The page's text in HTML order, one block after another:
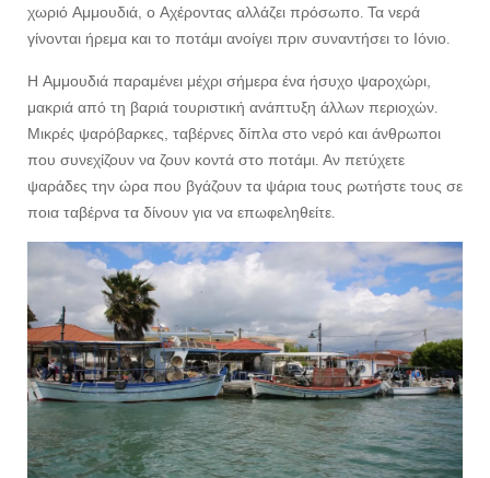
χωριό Αμμουδιά, ο Αχέροντας αλλάζει πρόσωπο. Τα νερά
γίνονται ήρεμα και το ποτάμι ανοίγει πριν συναντήσει το Ιόνιο.
Η Αμμουδιά παραμένει μέχρι σήμερα ένα ήσυχο ψαροχώρι,
μακριά από τη βαριά τουριστική ανάπτυξη άλλων περιοχών.
Μικρές ψαρόβαρκες, ταβέρνες δίπλα στο νερό και άνθρωποι
που συνεχίζουν να ζουν κοντά στο ποτάμι. Αν πετύχετε
ψαράδες την ώρα που βγάζουν τα ψάρια τους ρωτήστε τους σε
ποια ταβέρνα τα δίνουν για να επωφεληθείτε.